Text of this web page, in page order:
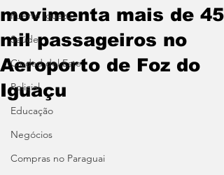
Puerto Iguazu
Saúde
Ciudad del Este
Policial
Educação
Negócios
Compras no Paraguai
movimenta mais de 45
mil passageiros no
Aeroporto de Foz do
Iguaçu